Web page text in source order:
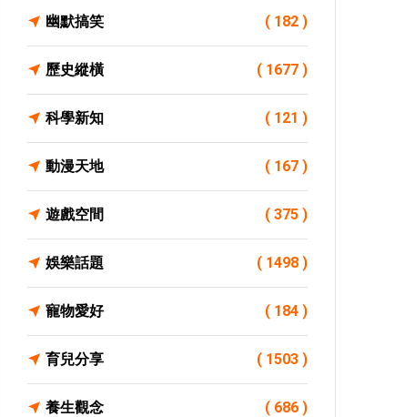
幽默搞笑 ( 182 )
歷史縱橫 ( 1677 )
科學新知 ( 121 )
動漫天地 ( 167 )
遊戲空間 ( 375 )
娛樂話題 ( 1498 )
寵物愛好 ( 184 )
育兒分享 ( 1503 )
養生觀念 ( 686 )